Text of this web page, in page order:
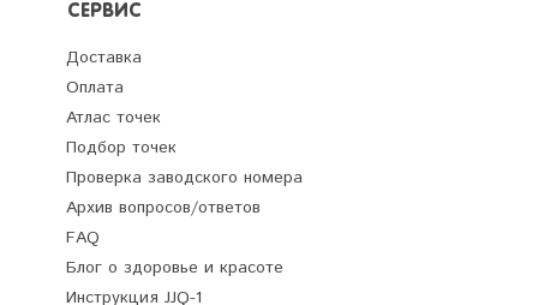
СЕРВИС
Доставка
Оплата
Атлас точек
Подбор точек
Проверка заводского номера
Архив вопросов/ответов
FAQ
Блог о здоровье и красоте
Инструкция JJQ-1